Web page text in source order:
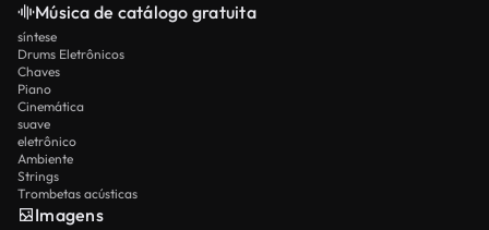
Música de catálogo gratuita
síntese
Drums Eletrônicos
Chaves
Piano
Cinemática
suave
eletrônico
Ambiente
Strings
Trombetas acústicas
Imagens